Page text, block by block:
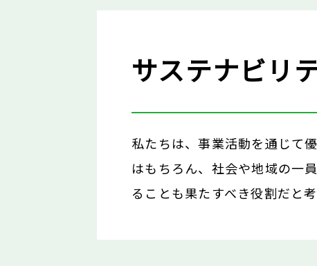
サステナビリ
私たちは、事業活動を通じて
はもちろん、社会や地域の一
ることも果たすべき役割だと考